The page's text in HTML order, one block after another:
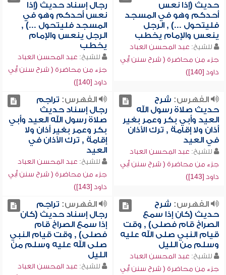
حديث (إذا نعس
أحدكم وهو في المسجد
فليتحول ...) , الرجل
ينعس والإمام يخطب
للشيخ: عبد المحسن العباد
جزء من محاضرة ( شرح سنن أبي
داود [140])
رجال إسناد حديث (إذا
نعس أحدكم وهو في
المسجد فليتحول ...) ,
الرجل ينعس والإمام
يخطب
للشيخ: عبد المحسن العباد
جزء من محاضرة ( شرح سنن أبي
داود [140])
الفهرس: شرح
حديث صلاة رسول الله
العيد وأبي بكر وعمر بغير
أذان ولا إقامة , ترك الأذان
في العيد
للشيخ: عبد المحسن العباد
جزء من محاضرة ( شرح سنن أبي
داود [143])
الفهرس: تراجم
رجال إسناد حديث
صلاة رسول الله العيد وأبي
بكر وعمر بغير أذان ولا
إقامة , ترك الأذان في
العيد
للشيخ: عبد المحسن العباد
جزء من محاضرة ( شرح سنن أبي
داود [143])
الفهرس: شرح
حديث (كان إذا سمع
الصراخ قام فصلى) , وقت
قيام النبي صلى الله عليه
وسلم من الليل
للشيخ: عبد المحسن العباد
جزء من محاضرة ( شرح سنن أبي
الفهرس: تراجم
رجال إسناد حديث (كان
إذا سمع الصراخ قام
فصلى) , وقت قيام النبي
صلى الله عليه وسلم من
الليل
للشيخ: عبد المحسن العباد